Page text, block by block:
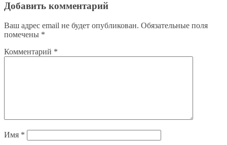
Добавить комментарий
Ваш адрес email не будет опубликован. Обязательные поля
помечены *
Комментарий *
Имя *